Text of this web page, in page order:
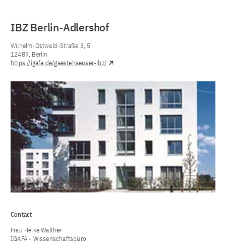
IBZ Berlin-Adlershof
Wilhelm-Ostwald-Straße 3, 5
12489, Berlin
https://igafa.de/gaestehaeuser-ibz/
Contact
Frau Heike Walther
IGAFA - Wissenschaftsbüro